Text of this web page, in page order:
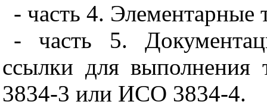
- часть 4. Элементарные
- часть 5.
ссылки для
3834-3 или ИСО 3834-4.